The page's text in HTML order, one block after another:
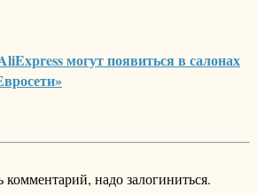
могут появиться в салонах
надо залогиниться.